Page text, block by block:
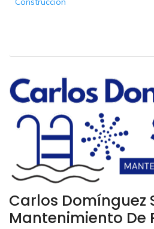
Carlos Domínguez
Mantenimiento De